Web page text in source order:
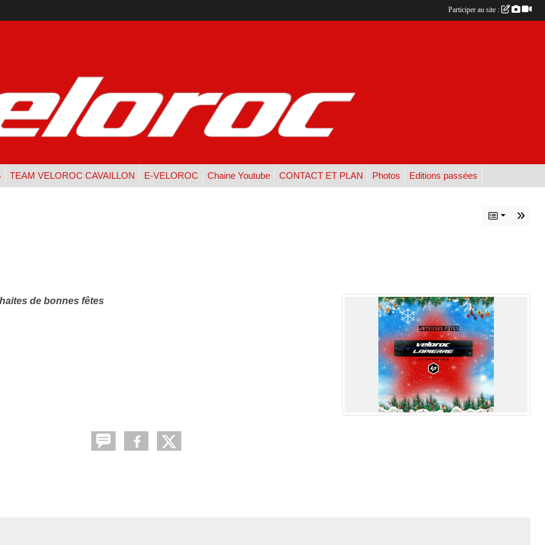
TEAM VELOROC CAVAILLON E-VELOROC Chaine Youtube CONTACT ET PLAN Photos Editions passées
de bonnes fêtes
Participer au site :